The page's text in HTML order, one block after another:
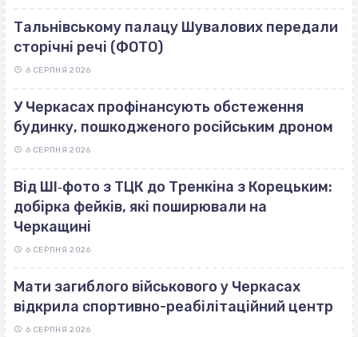
Тальнівському палацу Шувалових передали
сторічні речі (ФОТО)
6 СЕРПНЯ 2026
У Черкасах профінансують обстеження
будинку, пошкодженого російським дроном
6 СЕРПНЯ 2026
Від ШІ‐фото з ТЦК до Тренкіна з Корецьким:
добірка фейків, які поширювали на
Черкащині
6 СЕРПНЯ 2026
Мати загиблого військового у Черкасах
відкрила спортивно-реабілітаційний центр
6 СЕРПНЯ 2026